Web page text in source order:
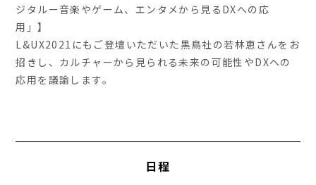
ジタルー音楽やゲーム、エンタメから見るDXへの応
用」】
L&UX2021にもご登壇いただいた黒鳥社の若林恵さんをお
招きし、カルチャーから見られる未来の可能性やDXへの
応用を議論します。
日程